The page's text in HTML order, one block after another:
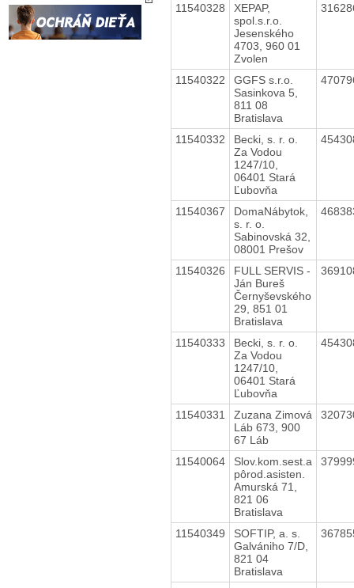
11540328
XEPAP,
spol.s.r.o.
Jesenského
4703, 960 01
Zvolen
11540322
GGFS s.r.o.
Sasinkova 5,
811 08
Bratislava
11540332
Becki, s. r. o.
Za Vodou
1247/10,
06401 Stará
Ľubovňa
11540367
DomaNábytok,
s. r. o.
Sabinovská 32,
08001 Prešov
11540326
FULL SERVIS -
Ján Bureš
Černyševského
29, 851 01
Bratislava
11540333
Becki, s. r. o.
Za Vodou
1247/10,
06401 Stará
Ľubovňa
11540331
Zuzana Zimová
Láb 673, 900
67 Láb
11540064
Slov.kom.sest.a
pôrod.asisten.
Amurská 71,
821 06
Bratislava
11540349
SOFTIP, a. s.
Galvániho 7/D,
821 04
Bratislava